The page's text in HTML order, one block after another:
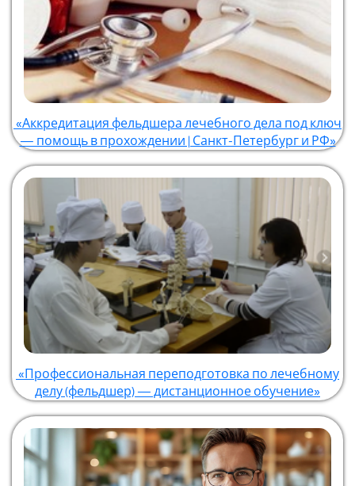
«Аккредитация фельдшера лечебного дела под ключ
— помощь в прохождении | Санкт-Петербург и РФ»
«Профессиональная переподготовка по лечебному
делу (фельдшер) — дистанционное обучение»